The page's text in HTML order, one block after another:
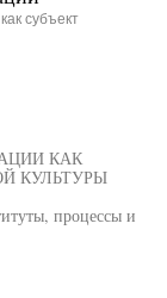
субъект
КАК
КУЛЬТУРЫ
процессы и